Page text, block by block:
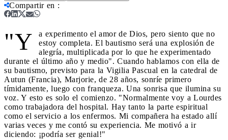
Compartir en :
"Y
a experimento el amor de Dios, pero siento que no
estoy completa. El bautismo será una explosión de
alegría, multiplicada por lo que he experimentado
durante el último año y medio". Cuando hablamos con ella de
su bautismo, previsto para la Vigilia Pascual en la catedral de
Autun (Francia), Marjorie, de 28 años, sonríe primero
tímidamente, luego con franqueza. Una sonrisa que ilumina su
voz. Y esto es solo el comienzo. "Normalmente voy a Lourdes
como trabajadora del hospital. Hay tanto la parte espiritual
como el servicio a los enfermos. Mi compañera ha estado allí
varias veces y me contó su experiencia. Me motivó a ir
diciendo: ¡podría ser genial!"